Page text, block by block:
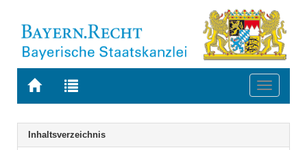
Zur
BAYERN.RECHT
Zur
letzten
Suche
Toggle
Navigation
Inhaltsverzeichnis